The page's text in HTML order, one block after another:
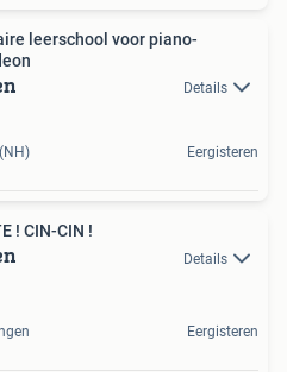
leerschool voor piano-
Details
Eergisteren
! CIN-CIN !
Details
Eergisteren